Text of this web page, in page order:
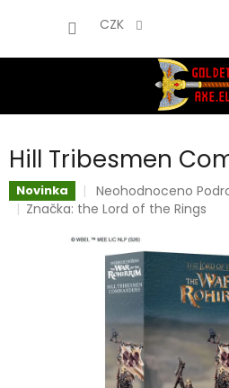
CZK
Hill Tribesmen
Novinka
Průměrné
hodnocení
je
0,0
hvězdiček.
Neohodnoceno
Značka: the Lord of the Rings